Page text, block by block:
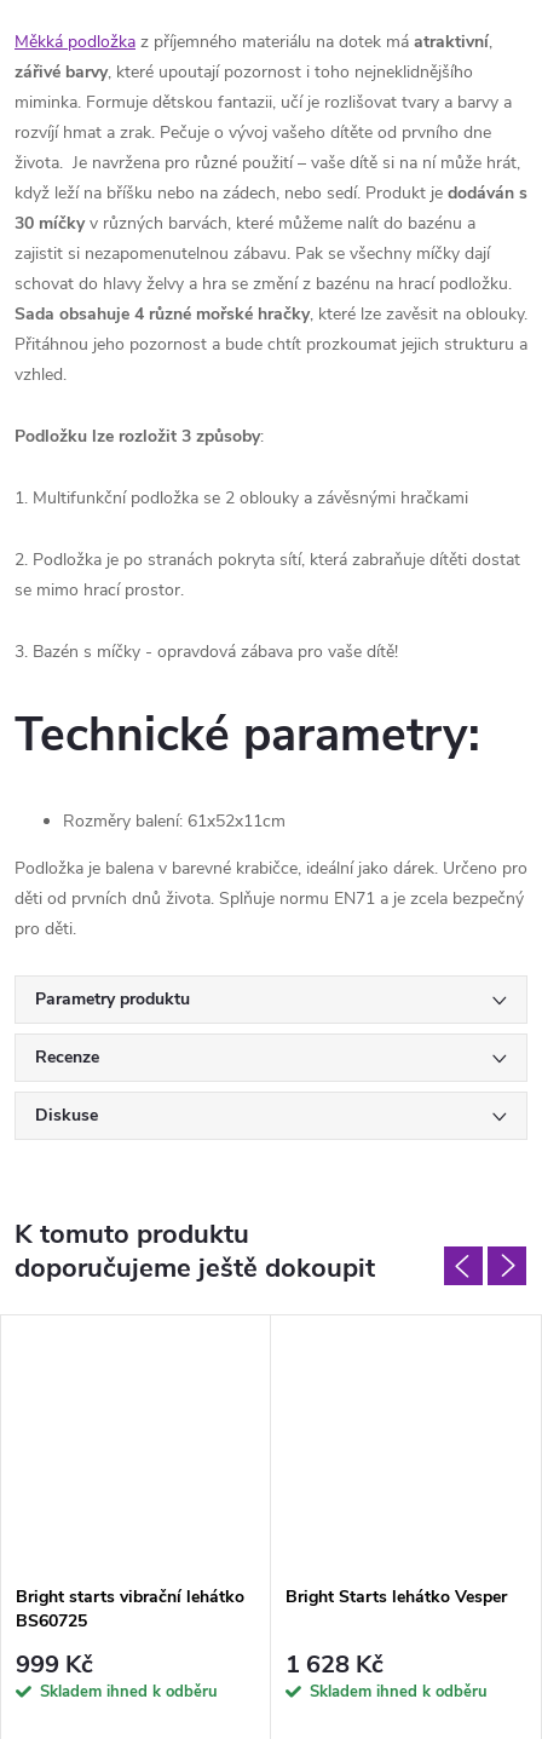
Měkká podložka z příjemného materiálu na dotek má atraktivní,
zářivé barvy, které upoutají pozornost i toho nejneklidnějšího
miminka. Formuje dětskou fantazii, učí je rozlišovat tvary a barvy a
rozvíjí hmat a zrak. Pečuje o vývoj vašeho dítěte od prvního dne
života. Je navržena pro různé použití – vaše dítě si na ní může hrát,
když leží na bříšku nebo na zádech, nebo sedí. Produkt je dodáván s
30 míčkyv různých barvách, které můžeme nalít do bazénu a
zajistit si nezapomenutelnou zábavu. Pak se všechny míčky dají
schovat do hlavy želvy a hra se změní z bazénu na hrací podložku.
Sada obsahuje 4 různé mořské hračky, které lze zavěsit na oblouky.
Přitáhnou jeho pozornost a bude chtít prozkoumat jejich strukturu a
vzhled.
Podložku lze rozložit 3 způsoby:
1. Multifunkční podložka se 2 oblouky a závěsnými hračkami
2. Podložka je po stranách pokryta sítí, která zabraňuje dítěti dostat
se mimo hrací prostor.
3. Bazén s míčky - opravdová zábava pro vaše dítě!
Technické parametry:
Rozměry balení: 61x52x11cm
Podložka je balena v barevné krabičce, ideální jako dárek. Určeno pro
děti od prvních dnů života. Splňuje normu EN71 a je zcela bezpečný
pro děti.
Parametry produktu
Recenze
Diskuse
K tomuto produktu
doporučujeme ještě dokoupit
Bright starts vibrační lehátko
BS60725
999 Kč
Skladem ihned k odběru
Bright Starts lehátko Vesper
1 628 Kč
Skladem ihned k odběru